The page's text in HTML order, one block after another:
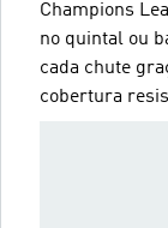
Champions
no quintal ou
cada chute
cobertura